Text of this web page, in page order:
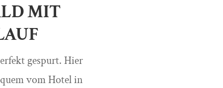
MIT
gespurt. Hier
vom Hotel in